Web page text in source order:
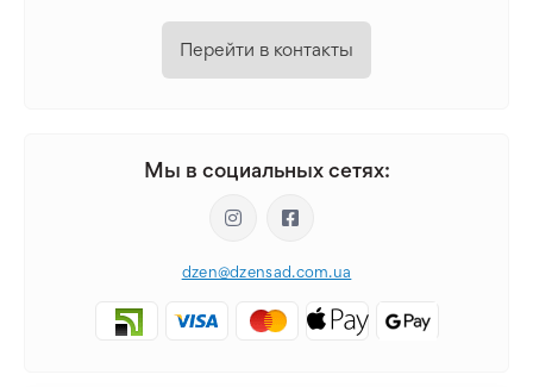
Перейти в контакты
Мы в социальных сетях:
dzen@dzensad.com.ua